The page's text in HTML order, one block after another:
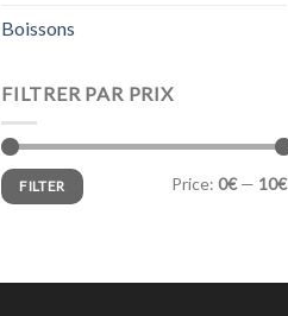
Boissons
FILTRER PAR PRIX
Min
price
Max
priceFILTER Price: 0€— 10€